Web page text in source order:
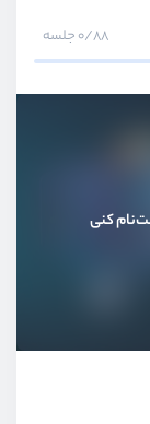
0/88 جلسه
کنی